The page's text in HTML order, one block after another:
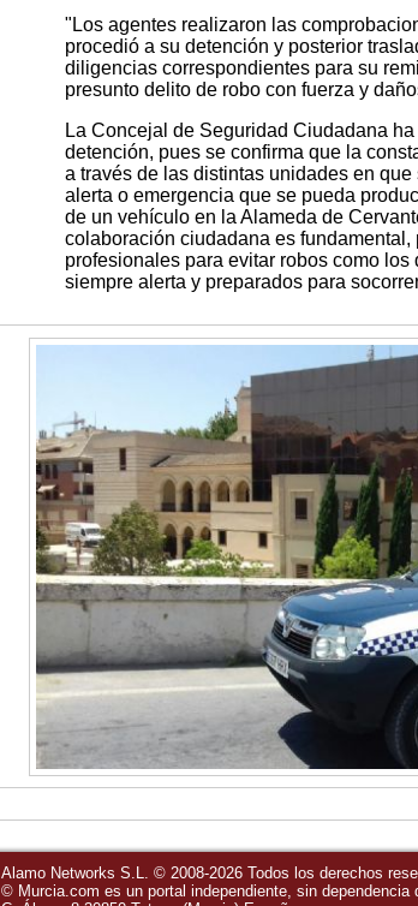
"Los agentes realizaron las
procedió a su detención y posterior
diligencias correspondientes para su
presunto delito de robo con fuerza y
La Concejal de Seguridad Ciudadana
detención, pues se confirma que la
a través de las distintas unidades en
alerta o emergencia que se pueda
de un vehículo en la Alameda de
colaboración ciudadana es
profesionales para evitar robos como
siempre alerta y preparados para
Alamo Networks S.L. © 2008-2026 Todos los derechos
© Murcia.com es un portal independiente, sin dependencia